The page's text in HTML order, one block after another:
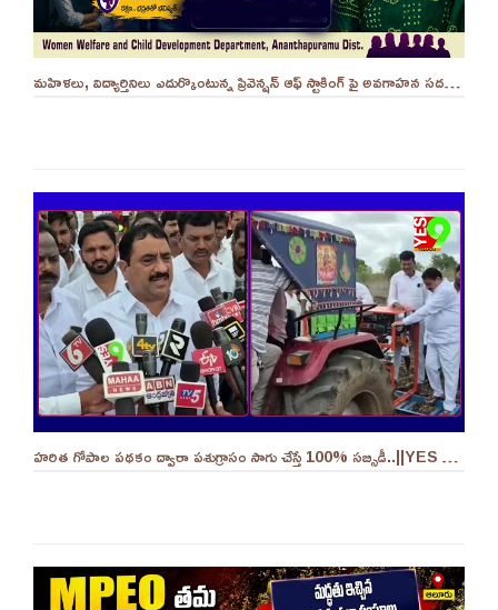
మహిళలు, విద్యార్తినిలు ఎదుర్కొంటున్న ప్రివెన్షన్ ఆఫ్ స్టాకింగ్ పై అవగాహన సదస్సు.. - ||YES 9TV
హరిత గోపాల పథకం ద్వారా పశుగ్రాసం సాగు చేస్తే 100% సబ్సిడీ..||YES 9TV